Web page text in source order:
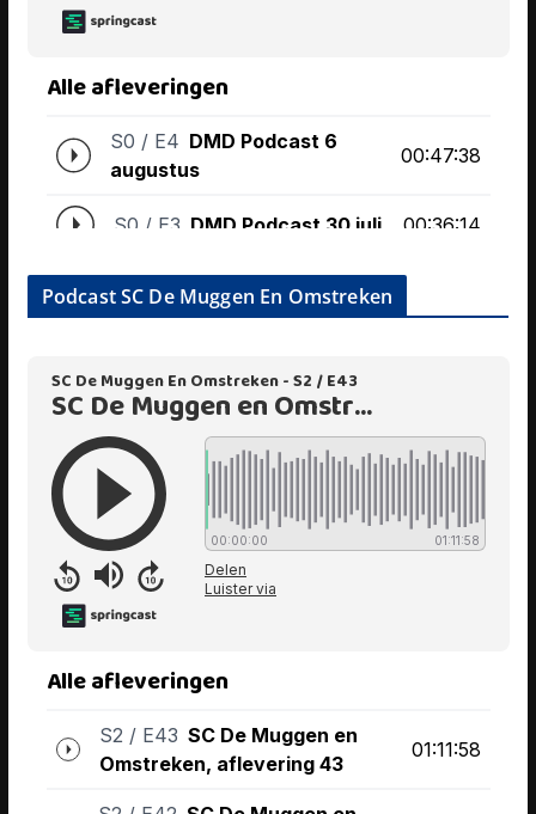
Podcast SC De Muggen En Omstreken